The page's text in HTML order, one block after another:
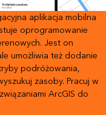
aplikacja mobilna
oprogramowanie
Jest on
umożliwia też dodanie
podróżowania,
zasoby. Pracuj w
ArcGIS do